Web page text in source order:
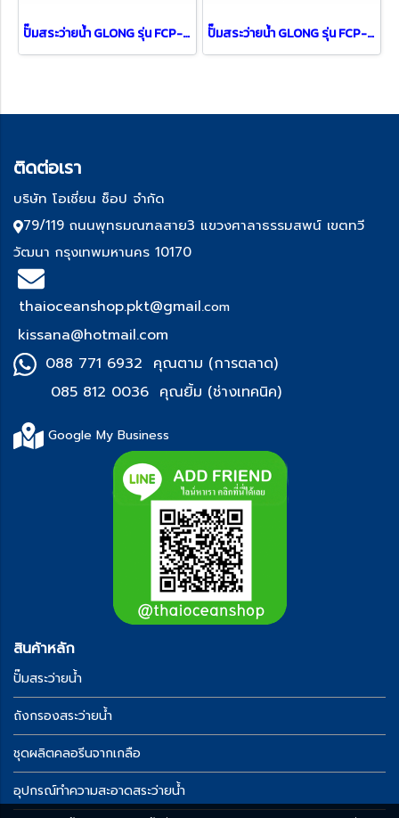
ปั๊มสระว่ายน้ำ GLONG รุ่น FCP-2200S (3 HP/380V) ปั๊มสระว่ายน้ำ GLONG รุ่น FCP-4000A (5.5HP)
ติดต่อเรา
บริษัท โอเชี่ยน ช็อป จำกัด
79/119 ถนนพุทธมณฑลสาย3 แขวงศาลาธรรมสพน์ เขตทวี
วัฒนา กรุงเทพมหานคร 10170
thaioceanshop.pkt@gmail.com
kissana@hotmail.com
088 771 6932 คุณตาม (การตลาด)
085 812 0036 คุณยิ้ม (ช่างเทคนิค)
Google My Business
สินค้าหลัก
ปั๊มสระว่ายน้ำ
ถังกรองสระว่ายน้ำ
ชุดผลิตคลอรีนจากเกลือ
อุปกรณ์ทำความสะอาดสระว่ายน้ำ